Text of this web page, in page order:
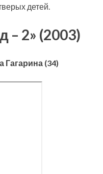
детей.
– 2» (2003)
(34)